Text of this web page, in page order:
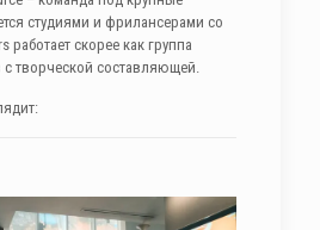
студиями и фрилансерами со
работает скорее как группа
творческой составляющей.